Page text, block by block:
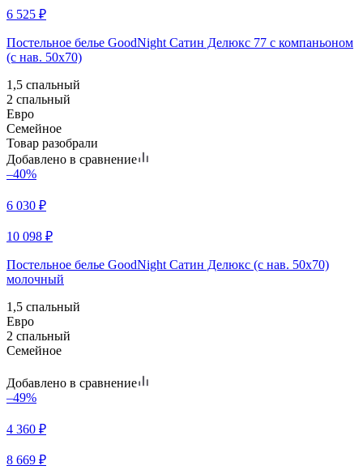
6 525 ₽
Постельное белье GoodNight Сатин Делюкс 77 с компаньоном
(с нав. 50х70)
1,5 спальный
2 спальный
Евро
Семейное
Товар разобрали
Добавлено в сравнение
–40%
6 030 ₽
10 098 ₽
Постельное белье GoodNight Сатин Делюкс (с нав. 50х70)
молочный
1,5 спальный
Евро
2 спальный
Семейное
Добавлено в сравнение
–49%
4 360 ₽
8 669 ₽